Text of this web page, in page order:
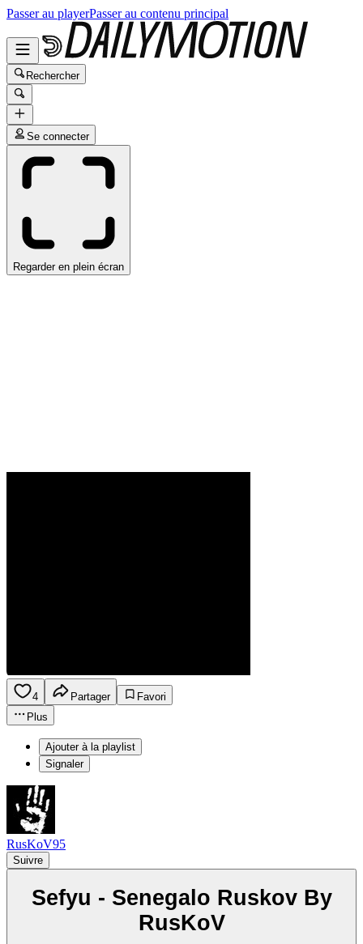
Passer au playerPasser au contenu principal
Rechercher
Se connecter
Regarder en plein écran
4 Partager
Favori
Plus
Ajouter à la playlist
Signaler
RusKoV95
Suivre
Sefyu - Senegalo Ruskov By
RusKoV